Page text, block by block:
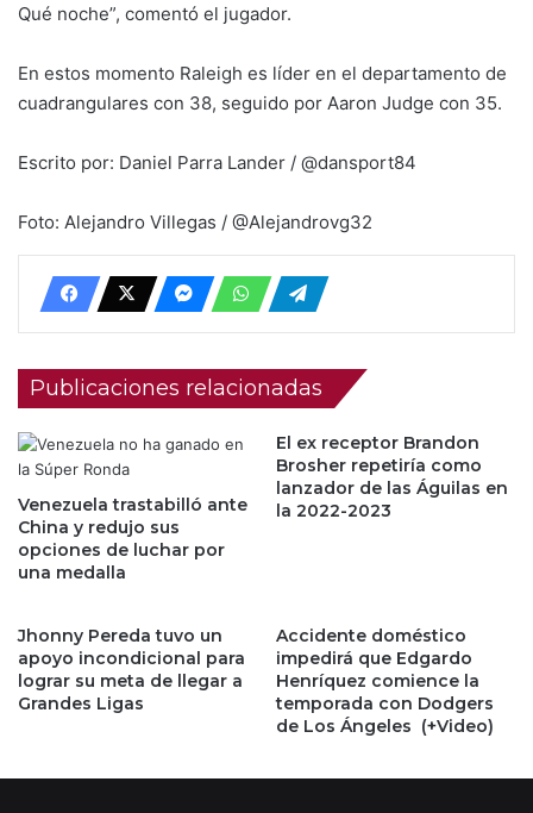
Qué noche”, comentó el jugador.
En estos momento Raleigh es líder en el departamento de
cuadrangulares con 38, seguido por Aaron Judge con 35.
Escrito por: Daniel Parra Lander / @dansport84
Foto: Alejandro Villegas / @Alejandrovg32
Publicaciones relacionadas
Venezuela trastabilló ante
China y redujo sus
opciones de luchar por
una medalla
El ex receptor Brandon
Brosher repetiría como
lanzador de las Águilas en
la 2022-2023
Jhonny Pereda tuvo un
apoyo incondicional para
lograr su meta de llegar a
Grandes Ligas
Accidente doméstico
impedirá que Edgardo
Henríquez comience la
temporada con Dodgers
de Los Ángeles (+Video)